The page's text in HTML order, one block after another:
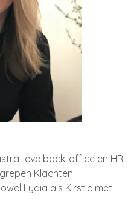
back-office en HR
Klachten.
Lydia als Kirstie met